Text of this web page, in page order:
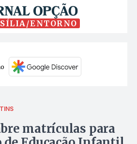
ENTORNO
matrículas para